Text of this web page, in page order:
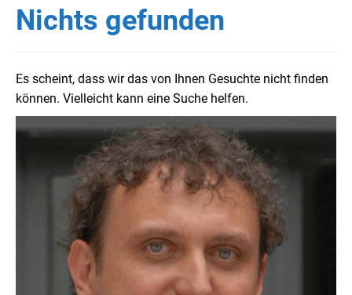
Nichts gefunden
Es scheint, dass wir das von Ihnen Gesuchte nicht finden
können. Vielleicht kann eine Suche helfen.